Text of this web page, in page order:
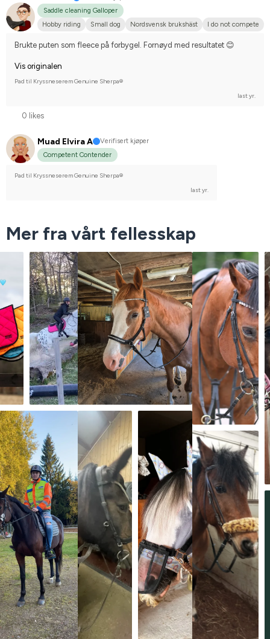
Saddle cleaning Galloper
Hobby riding
Small dog Nordsvensk brukshäst I do not compete
Brukte puten som fleece på forbygel. Fornøyd med resultatet 😊
Vis originalen
Pad til Kryssneserem Genuine Sherpa®
last yr.
0 likes
Muad Elvira A
Verifisert kjøper
Competent Contender
Pad til Kryssneserem Genuine Sherpa®
last yr.
Mer fra vårt fellesskap